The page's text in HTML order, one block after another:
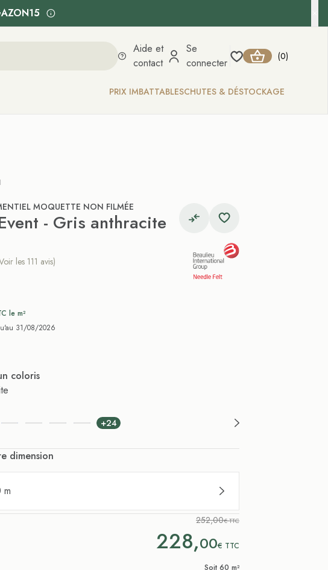
Aide et
contact
Se
connecter
(0)
PRIX IMBATTABLESCHUTES & DÉSTOCKAGE
MOQUETTE NON FILMÉE
- Gris anthracite
les 111 avis)
le m²
31/08/2026
coloris
+24
dimension
m
252,00€ TTC
228,00€ TTC
Soit 60 m²